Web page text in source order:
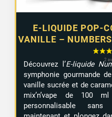
E-LIQUIDE POP-
VANILLE –
Découvrez l’E-liquide
symphonie gourmande
vanille sucrée et de
mix’n’vape de 100
personnalisable sans